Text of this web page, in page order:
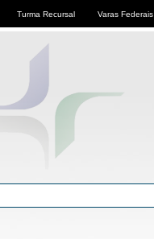
Turma Recursal Varas Federais